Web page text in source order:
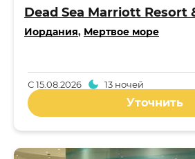
Dead Sea Marriott Resort
Иордания, Мертвое море
С15.08.2026 13 ночей
Уточнить